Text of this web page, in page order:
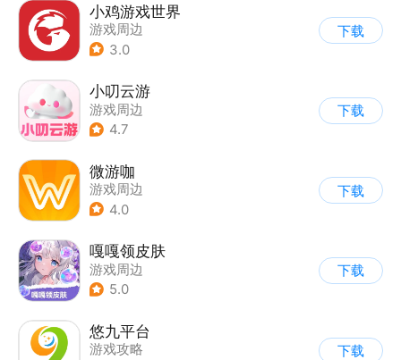
小鸡游戏世界
游戏周边
3.0
下载
小叨云游
游戏周边
4.7
下载
微游咖
游戏周边
4.0
下载
嘎嘎领皮肤
游戏周边
5.0
下载
悠九平台
游戏攻略
下载